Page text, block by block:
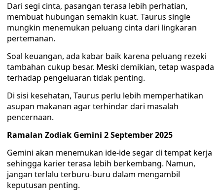
Dari segi cinta, pasangan terasa lebih perhatian,
membuat hubungan semakin kuat. Taurus single
mungkin menemukan peluang cinta dari lingkaran
pertemanan.
Soal keuangan, ada kabar baik karena peluang rezeki
tambahan cukup besar. Meski demikian, tetap waspada
terhadap pengeluaran tidak penting.
Di sisi kesehatan, Taurus perlu lebih memperhatikan
asupan makanan agar terhindar dari masalah
pencernaan.
Ramalan Zodiak Gemini 2 September 2025
Gemini akan menemukan ide-ide segar di tempat kerja
sehingga karier terasa lebih berkembang. Namun,
jangan terlalu terburu-buru dalam mengambil
keputusan penting.